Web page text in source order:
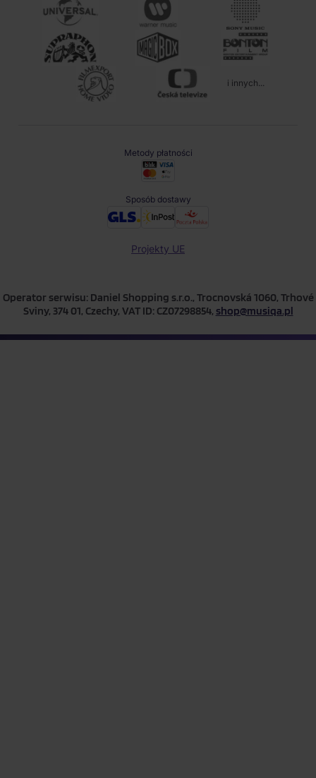
i innych...
Metody płatności
Sposób dostawy
Projekty UE
Operator serwisu: Daniel Shopping s.r.o., Trocnovská 1060, Trhové
Sviny, 374 01, Czechy, VAT ID: CZ07298854, shop@musiqa.pl